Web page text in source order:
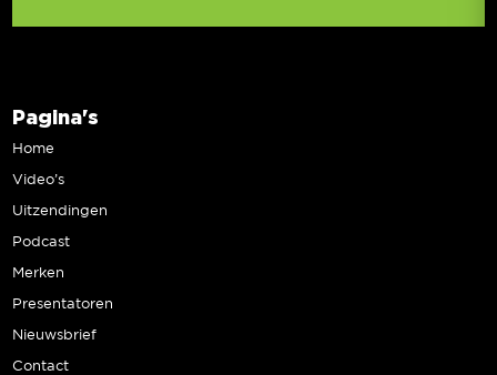
Pagina's
Home
Video’s
Uitzendingen
Podcast
Merken
Presentatoren
Nieuwsbrief
Contact